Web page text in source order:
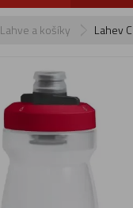
Lahve a košíky Lahev